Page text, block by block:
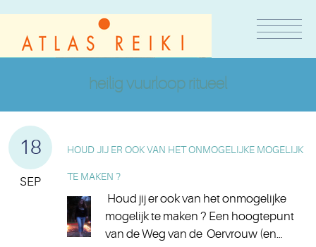
heilig vuurloop ritueel
18
SEP
HOUD JIJ ER OOK VAN HET ONMOGELIJKE MOGELIJK
TE MAKEN ?
Houd jij er ook van het onmogelijke
mogelijk te maken ? Een hoogtepunt
van de Weg van de Oervrouw (en…